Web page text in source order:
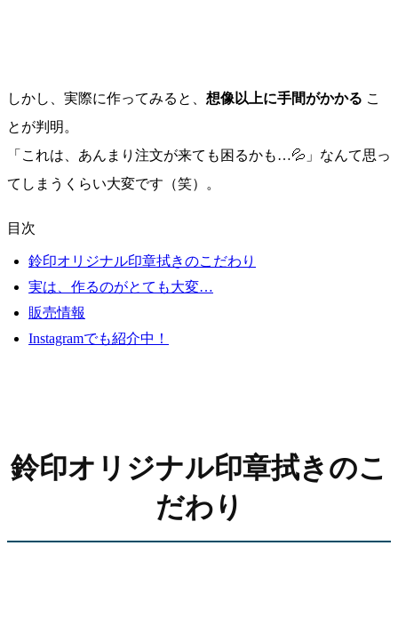
しかし、実際に作ってみると、 想像以上に手間がかかる こ
とが判明。
「これは、あんまり注文が来ても困るかも…💦」なんて思っ
てしまうくらい大変です（笑）。
目次
鈴印オリジナル印章拭きのこだわり
実は、作るのがとても大変…
販売情報
Instagramでも紹介中！
鈴印オリジナル印章拭きのこ
だわり